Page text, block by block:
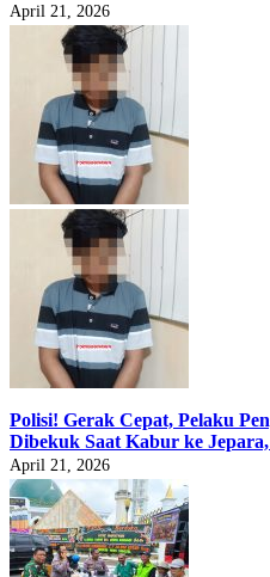
April 21, 2026
Polisi! Gerak Cepat, Pelaku
Dibekuk Saat Kabur ke
April 21, 2026